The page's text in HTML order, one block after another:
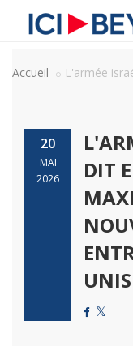
Accueil L'armée
20
MAI
2026
DIT
UNIS